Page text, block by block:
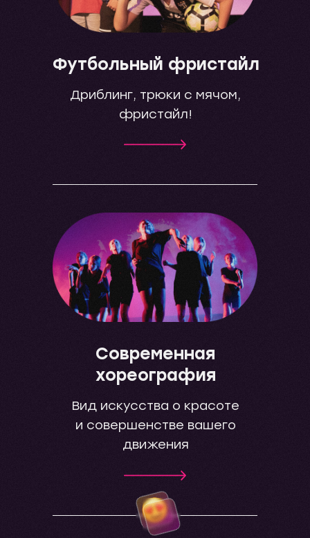
Футбольный фристайл
Дриблинг, трюки с мячом,
фристайл!
Современная
хореография
Вид искусства о красоте
и совершенстве вашего
движения